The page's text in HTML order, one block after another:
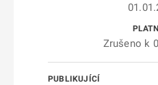
Zrušeno k